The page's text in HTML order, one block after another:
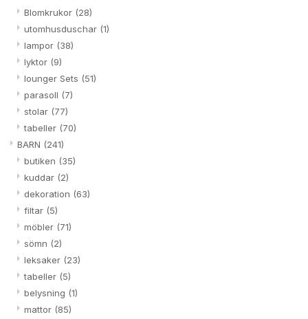
Blomkrukor (28)
utomhusduschar (1)
lampor (38)
lyktor (9)
lounger Sets (51)
parasoll (7)
stolar (77)
tabeller (70)
BARN (241)
butiken (35)
kuddar (2)
dekoration (63)
filtar (5)
möbler (71)
sömn (2)
leksaker (23)
tabeller (5)
belysning (1)
mattor (85)